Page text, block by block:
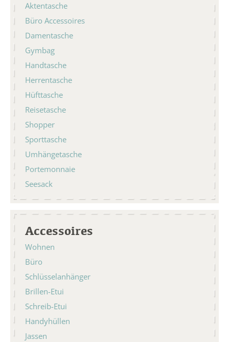
Aktentasche
Büro Accessoires
Damentasche
Gymbag
Handtasche
Herrentasche
Hüfttasche
Reisetasche
Shopper
Sporttasche
Umhängetasche
Portemonnaie
Seesack
Accessoires
Wohnen
Büro
Schlüsselanhänger
Brillen-Etui
Schreib-Etui
Handyhüllen
Jassen